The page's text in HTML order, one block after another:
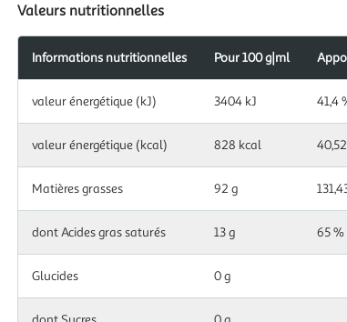
Valeurs nutritionnelles
nutritionnelles
pour
g|ml
Informations nutritionnelles Pour 100 g|ml
valeur énergétique (kJ) 3404 kJ 41,4
valeur énergétique (kcal) 828 kcal
Matières grasses 92 g
dont Acides gras saturés 13 g 65 %
Glucides 0 g